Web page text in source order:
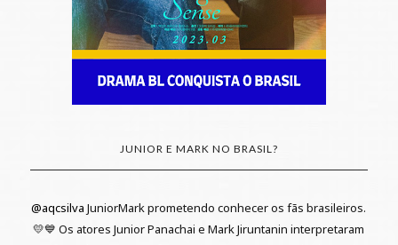
JUNIOR E MARK NO BRASIL?
@aqcsilva JuniorMark prometendo conhecer os fãs brasileiros.
💛💙 Os atores Junior Panachai e Mark Jiruntanin interpretaram